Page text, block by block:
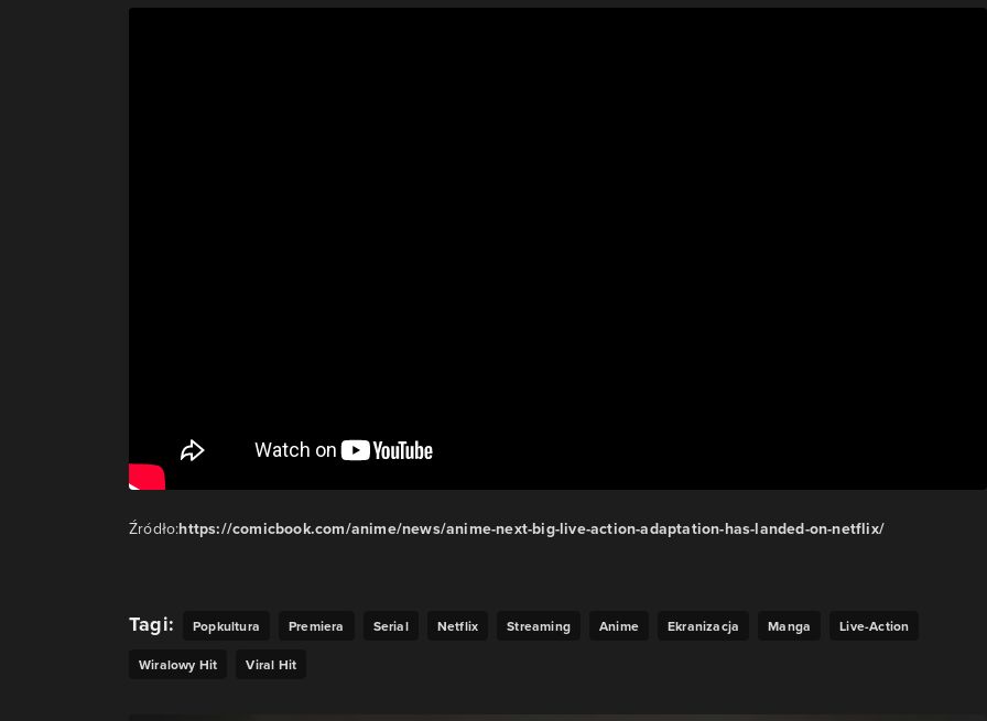
Źródło:https://comicbook.com/anime/news/anime-next-big-live-action-adaptation-has-landed-on-netflix/
Tagi: Popkultura Premiera Serial Netflix Streaming Anime Ekranizacja Manga Live-Action
Wiralowy Hit Viral Hit